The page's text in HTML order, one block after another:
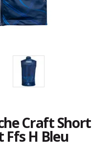
Craft Short
Ffs H Bleu